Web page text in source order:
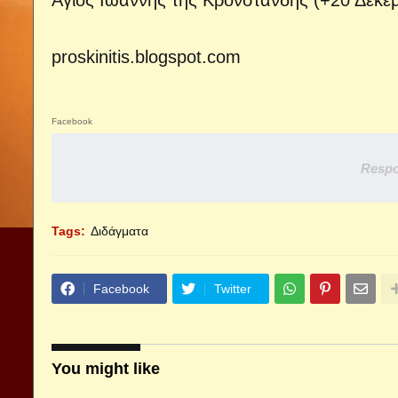
proskinitis.blogspot.com
Facebook
Tags: Διδάγματα
Facebook Twitter
You might like